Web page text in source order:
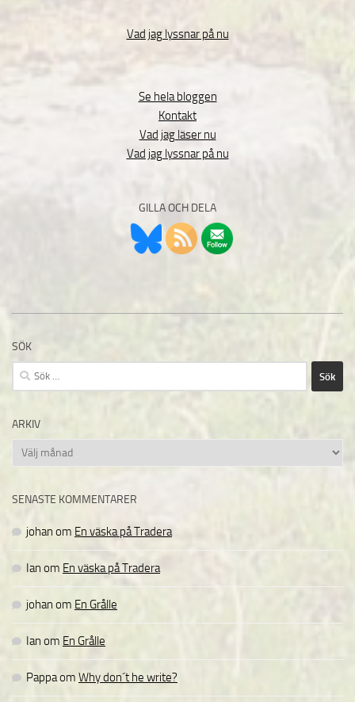
Vad jag lyssnar på nu
Se hela bloggen
Kontakt
Vad jag läser nu
Vad jag lyssnar på nu
GILLA OCH DELA
SÖK
Sök
efter:
ARKIV
Arkiv
SENASTE KOMMENTARER
johan om En väska på Tradera
Ian om En väska på Tradera
johan om En Grålle
Ian om En Grålle
Pappaom Why don´t he write?